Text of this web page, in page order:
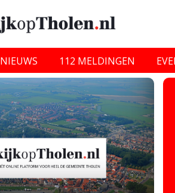
NIEUWS 112 MELDINGEN